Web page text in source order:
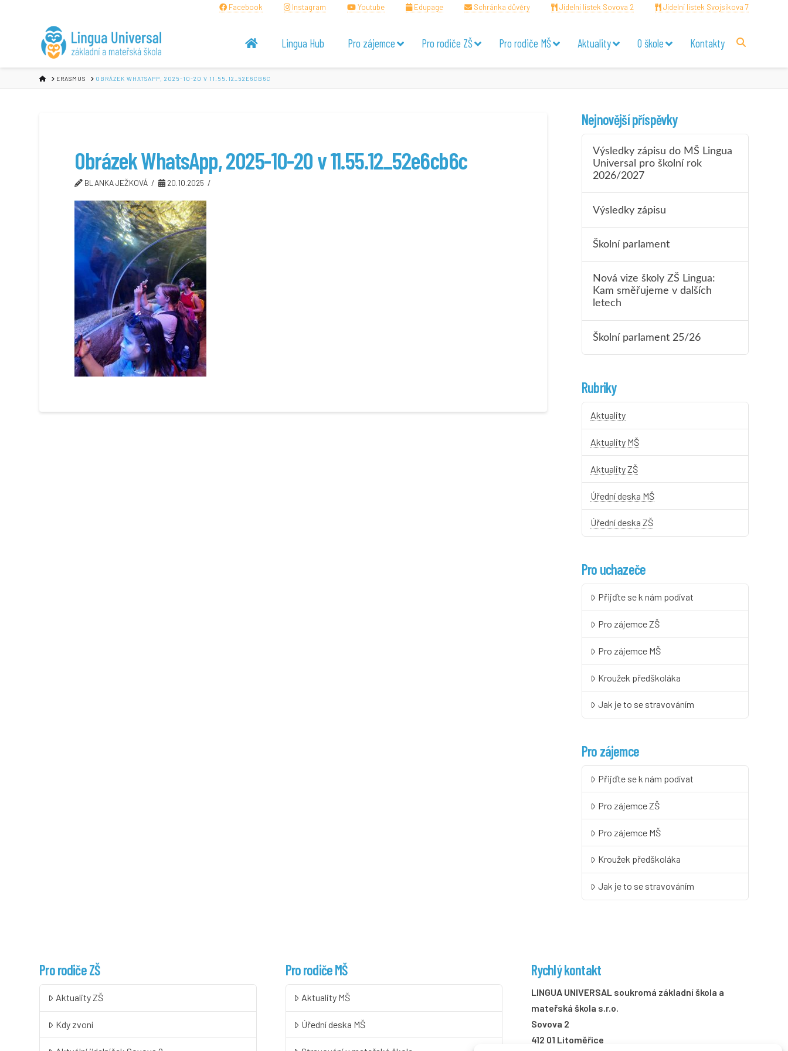
Facebook Instagram Youtube Edupage Schránka důvěry Jídelní lístek Sovova 2 Jídelní lístek Svojsíkova 7
Lingua Hub Pro zájemce Pro rodiče ZŠ Pro rodiče MŠ Aktuality O škole Kontakty
HOMEERASMUS OBRÁZEK WHATSAPP, 2025-10-20 V 11.55.12_52E6CB6C
Obrázek WhatsApp, 2025-10-20 v 11.55.12_52e6cb6c
BLANKA JEŽKOVÁ 20.10.2025
Nejnovější příspěvky
Výsledky zápisu do MŠ Lingua
Universal pro školní rok
2026/2027
Výsledky zápisu
Školní parlament
Nová vize školy ZŠ Lingua:
Kam směřujeme v dalších
letech
Školní parlament 25/26
Rubriky
Aktuality
Aktuality MŠ
Aktuality ZŠ
Úřední deska MŠ
Úřední deska ZŠ
Pro uchazeče
Přijďte se k nám podívat
Pro zájemce ZŠ
Pro zájemce MŠ
Kroužek předškoláka
Jak je to se stravováním
Pro zájemce
Přijďte se k nám podívat
Pro zájemce ZŠ
Pro zájemce MŠ
Kroužek předškoláka
Jak je to se stravováním
Pro rodiče ZŠ
Aktuality ZŠ
Kdy zvoní
Pro rodiče MŠ
Aktuality MŠ
Úřední deska MŠ
Rychlý kontakt
LINGUA UNIVERSAL soukromá základní škola a
mateřská škola s.r.o.
Sovova 2
412 01 Litoměřice